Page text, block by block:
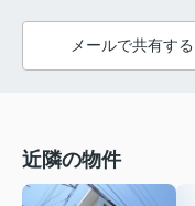
メールで共有する
近隣の物件